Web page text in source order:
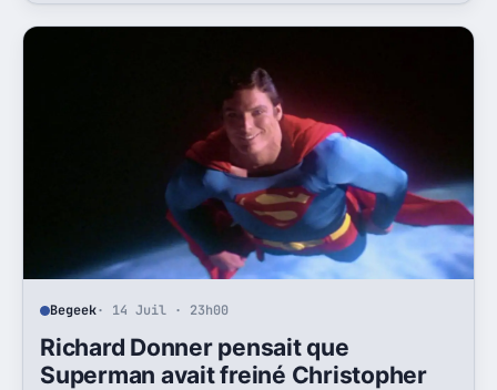
demain.
Begeek· 14 Juil · 23h00
Richard Donner pensait que
Superman avait freiné Christopher